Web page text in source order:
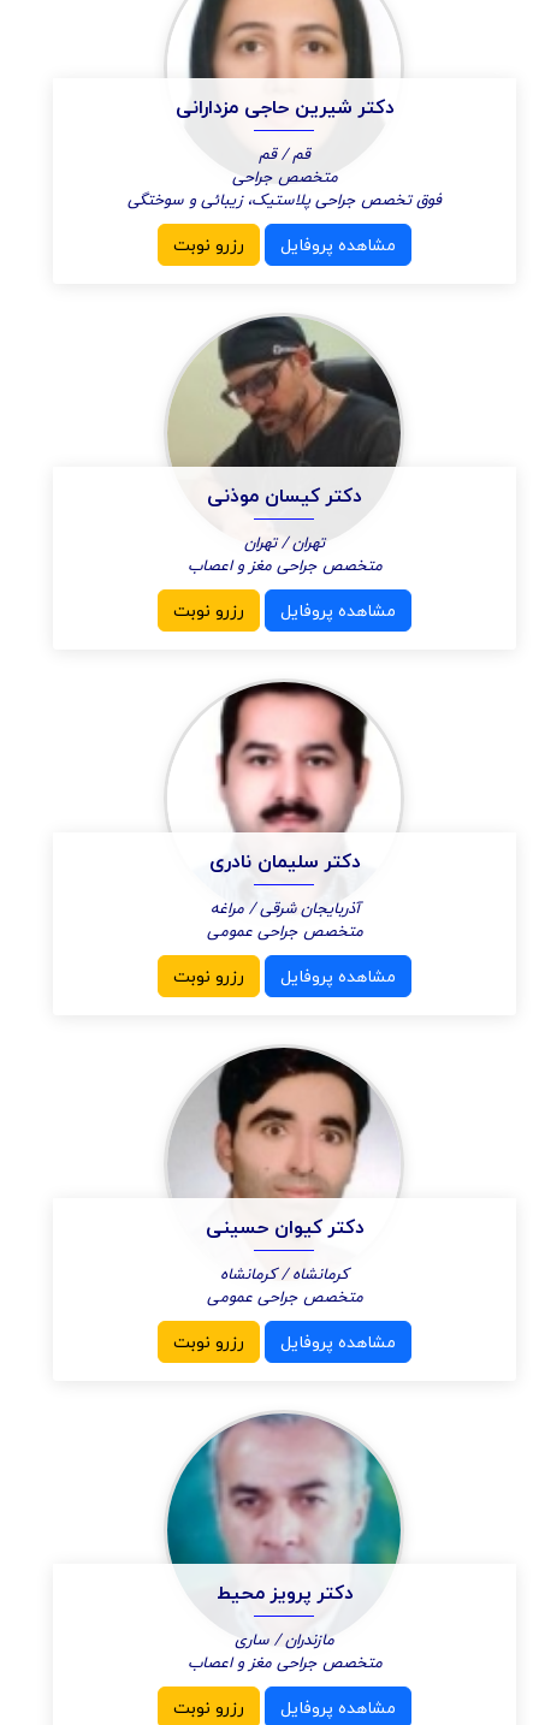
دکتر شیرین حاجی مزدارانی
قم / قم
متخصص جراحی
فوق تخصص جراحی پلاستیک، زیبائی و سوختگی
مشاهده پروفایل رزرو نوبت
دکتر کیسان موذنی
تهران / تهران
متخصص جراحی مغز و اعصاب
مشاهده پروفایل رزرو نوبت
دکتر سلیمان نادری
آذربایجان شرقی / مراغه
متخصص جراحی عمومی
مشاهده پروفایل رزرو نوبت
دکتر کیوان حسینی
کرمانشاه / کرمانشاه
متخصص جراحی عمومی
مشاهده پروفایل رزرو نوبت
دکتر پرویز محیط
مازندران / ساری
متخصص جراحی مغز و اعصاب
مشاهده پروفایل رزرو نوبت